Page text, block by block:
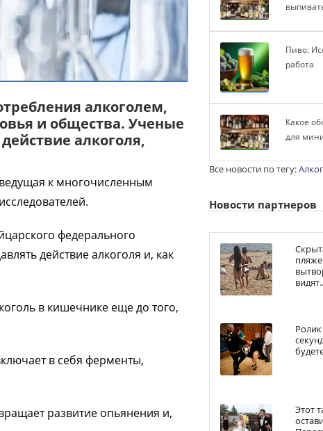
алкоголем,
и общества. Ученые
алкоголя,
к многочисленным
федерального
действие алкоголя и, как
в кишечнике еще до того,
в себя ферменты,
развитие опьянения и,
Пиво:
работа
Какое
для
Все новости по тегу:
Новости партнеров
Ролик
Этот